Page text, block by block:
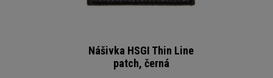
Nášivka HSGI Thin Line
patch, černá